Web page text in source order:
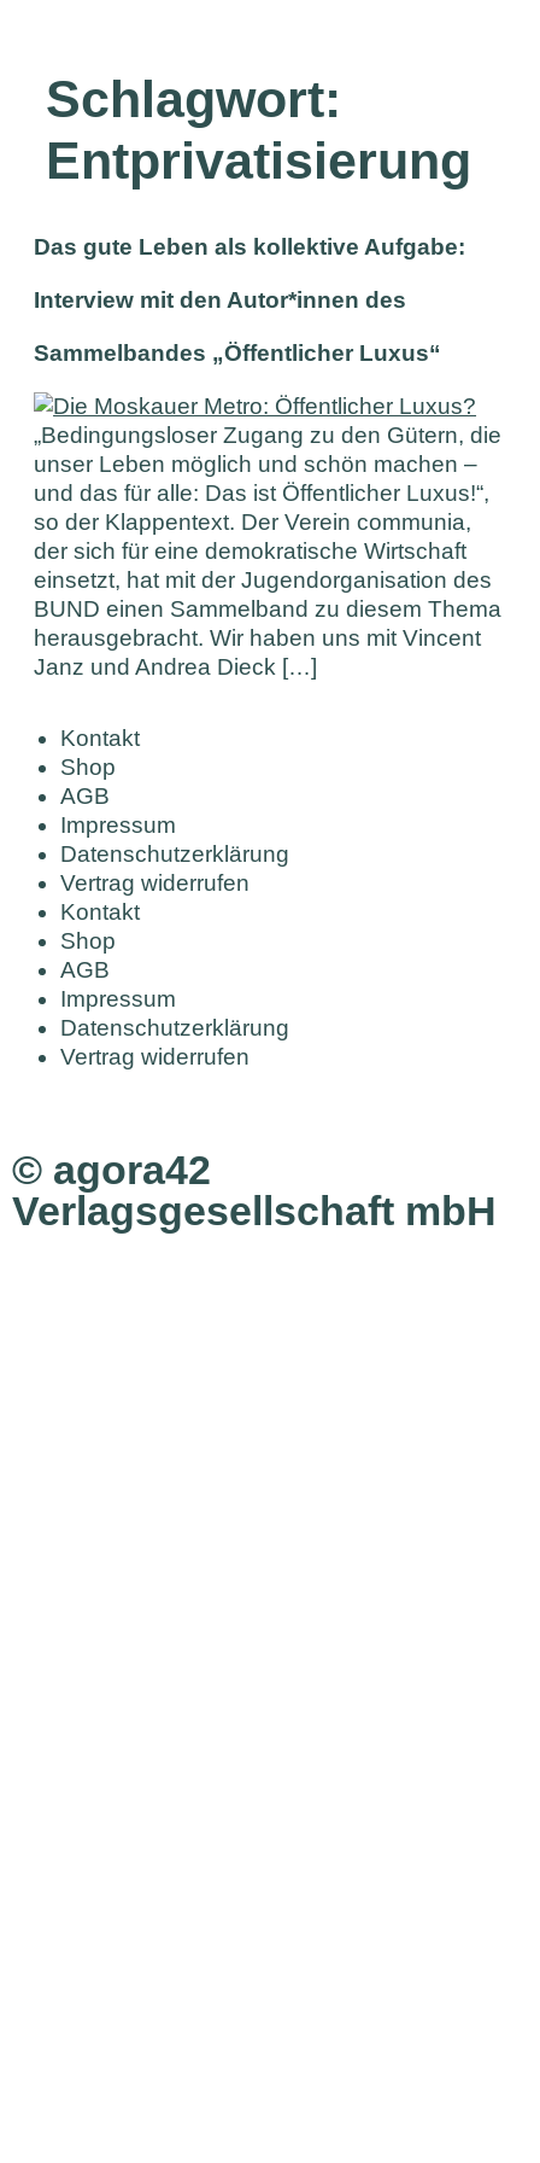
Schlagwort:
Entprivatisierung
Das gute Leben als kollektive Aufgabe:
Interview mit den Autor*innen des
Sammelbandes „Öffentlicher Luxus“
„Bedingungsloser Zugang zu den Gütern, die
unser Leben möglich und schön machen –
und das für alle: Das ist Öffentlicher Luxus!“,
so der Klappentext. Der Verein communia,
der sich für eine demokratische Wirtschaft
einsetzt, hat mit der Jugendorganisation des
BUND einen Sammelband zu diesem Thema
herausgebracht. Wir haben uns mit Vincent
Janz und Andrea Dieck […]
Kontakt
Shop
AGB
Impressum
Datenschutzerklärung
Vertrag widerrufen
Kontakt
Shop
AGB
Impressum
Datenschutzerklärung
Vertrag widerrufen
© agora42
Verlagsgesellschaft mbH